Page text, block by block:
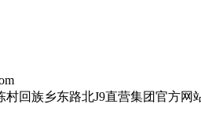
回族乡东路北J9直营集团官方网